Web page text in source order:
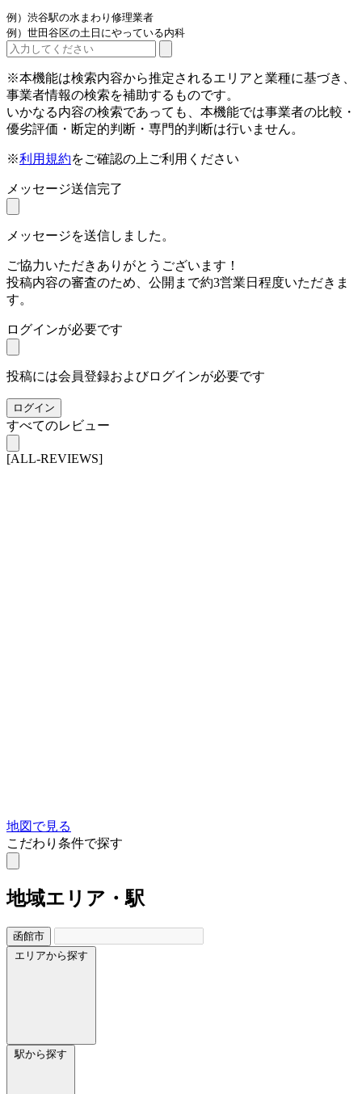
例）渋谷駅の水まわり修理業者
例）世田谷区の土日にやっている内科
※本機能は検索内容から推定されるエリアと業種に基づき、
事業者情報の検索を補助するものです。
いかなる内容の検索であっても、本機能では事業者の比較・
優劣評価・断定的判断・専門的判断は行いません。
※利用規約をご確認の上ご利用ください
メッセージ送信完了
メッセージを送信しました。
ご協力いただきありがとうございます！
投稿内容の審査のため、公開まで約3営業日程度いただきま
す。
ログインが必要です
投稿には会員登録およびログインが必要です
ログイン
すべてのレビュー
[ALL-REVIEWS]
地図で見る
こだわり条件で探す
地域エリア・駅
函館市
エリアから探す
駅から探す